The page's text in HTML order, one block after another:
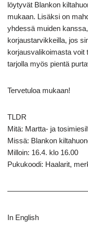
löytyvät Blankon
mukaan. Lisäksi on
yhdessä muiden
korjaustarvikkeilla, jos
korjausvalikoimasta voit
tarjolla myös pientä
Tervetuloa mukaan!
TLDR
Mitä: Martta- ja
Missä: Blankon
Milloin: 16.4. klo 16.00
Pukukoodi: Haalarit,
In English